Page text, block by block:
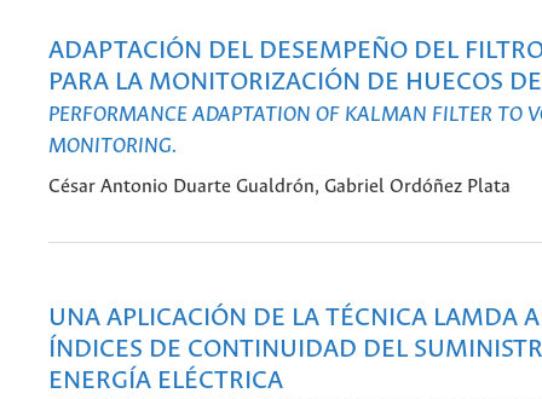
ADAPTACIÓN DEL DESEMPEÑO DEL
PARA LA MONITORIZACIÓN DE HUECOS
PERFORMANCE ADAPTATION OF KALMAN FILTER TO
MONITORING.
César Antonio Duarte Gualdrón, Gabriel Ordóñez Plata
UNA APLICACIÓN DE LA TÉCNICA LAMDA
ÍNDICES DE CONTINUIDAD DEL
ENERGÍA ELÉCTRICA